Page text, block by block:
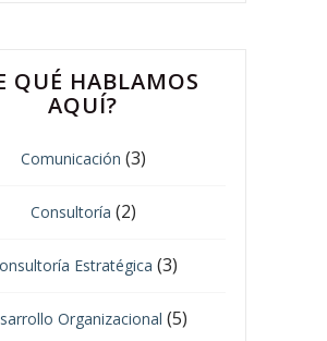
QUÉ HABLAMOS
AQUÍ?
Comunicación (3)
Consultoría (2)
Estratégica (3)
Organizacional (5)